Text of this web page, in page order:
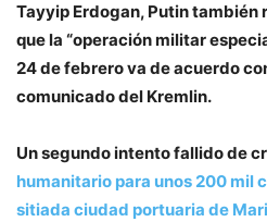
Tayyip Erdogan, Putin también
que la “operación militar
24 de febrero va de acuerdo
comunicado del Kremlin.
Un segundo intento fallido de
humanitario para unos 200 mil
sitiada ciudad portuaria de